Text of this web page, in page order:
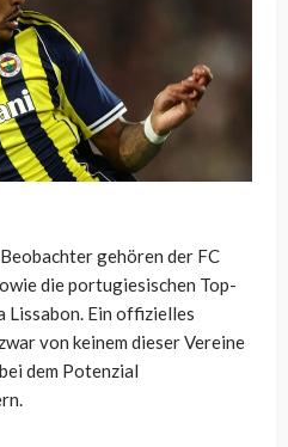
gehören der FC
die portugiesischen Top-
Lissabon. Ein offizielles
von keinem dieser Vereine
dem Potenzial